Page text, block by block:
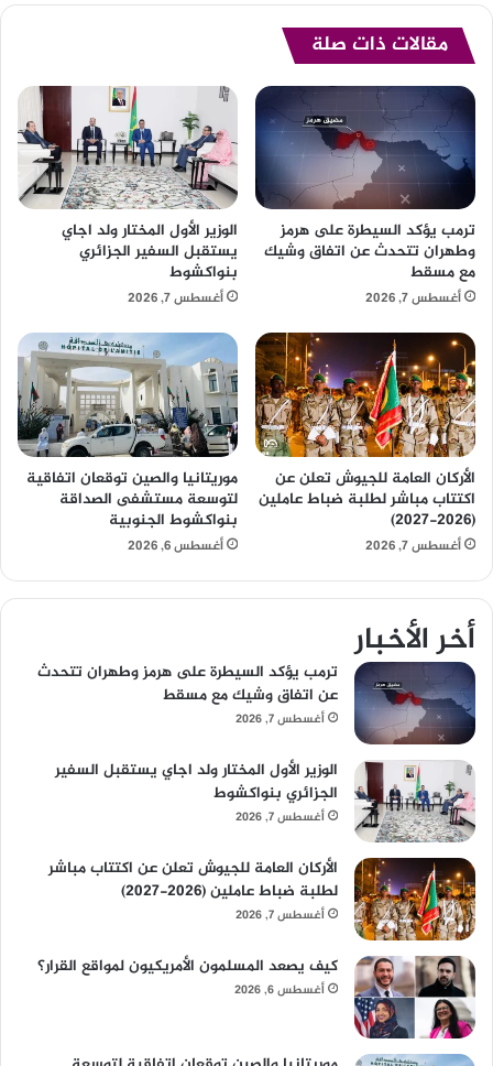
مقالات ذات صلة
ترمب يؤكد السيطرة على هرمز
وطهران تتحدث عن اتفاق وشيك
مع مسقط
أغسطس 7, 2026
الوزير الأول المختار ولد اجاي
يستقبل السفير الجزائري
بنواكشوط
أغسطس 7, 2026
الأركان العامة للجيوش تعلن عن
اكتتاب مباشر لطلبة ضباط عاملين
(2026-2027)
أغسطس 7, 2026
موريتانيا والصين توقعان اتفاقية
لتوسعة مستشفى الصداقة
بنواكشوط الجنوبية
أغسطس 6, 2026
أخر الأخبار
ترمب يؤكد السيطرة على هرمز وطهران تتحدث
عن اتفاق وشيك مع مسقط
أغسطس 7, 2026
الوزير الأول المختار ولد اجاي يستقبل السفير
الجزائري بنواكشوط
أغسطس 7, 2026
الأركان العامة للجيوش تعلن عن اكتتاب مباشر
لطلبة ضباط عاملين (2026-2027)
أغسطس 7, 2026
كيف يصعد المسلمون الأمريكيون لمواقع القرار؟
أغسطس 6, 2026